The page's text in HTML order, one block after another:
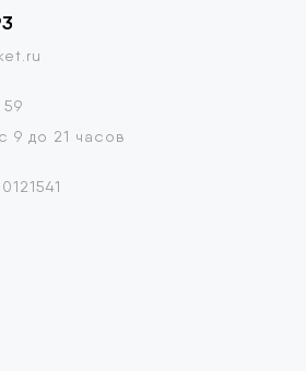
9 до 21 часов